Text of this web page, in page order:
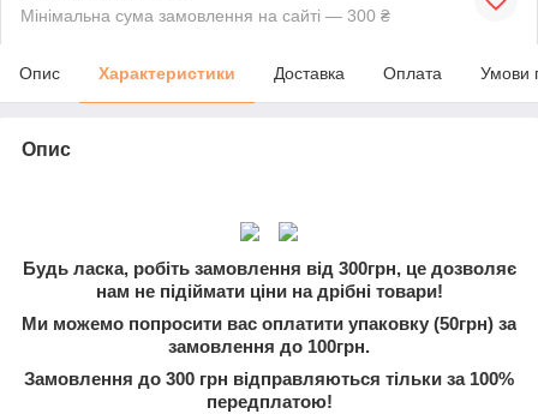
Мінімальна сума замовлення на сайті — 300 ₴
Опис Характеристики Доставка Оплата Умови
Опис
Будь ласка, робіть замовлення від 300грн, це дозволяє
нам не підіймати ціни на дрібні товари!
Ми можемо попросити вас оплатити упаковку (50грн) за
замовлення до 100грн.
Замовлення до 300 грн відправляються тільки за 100%
передплатою!